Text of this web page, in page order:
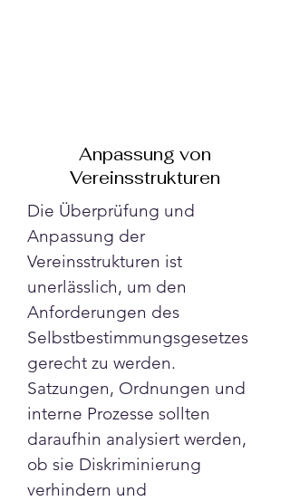
Anpassung von
Vereinsstrukturen
Die Überprüfung und
Anpassung der
Vereinsstrukturen ist
unerlässlich, um den
Anforderungen des
Selbstbestimmungsgesetzes
gerecht zu werden.
Satzungen, Ordnungen und
interne Prozesse sollten
daraufhin analysiert werden,
ob sie Diskriminierung
verhindern und